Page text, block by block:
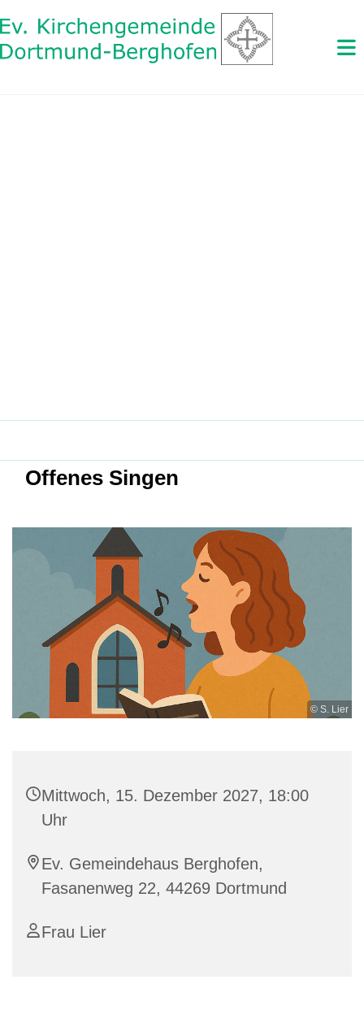
Offenes Singen
© S. Lier
Mittwoch, 15. Dezember 2027, 18:00
Uhr
Ev. Gemeindehaus Berghofen,
Fasanenweg 22, 44269 Dortmund
Frau Lier